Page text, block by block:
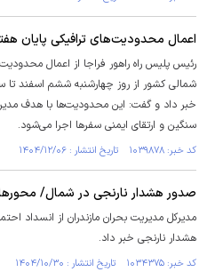
اعمال محدودیت‌های ترافیکی پایان
رئیس پلیس راه راهور فراجا از اعمال
خبر داد و گفت: این محدودیت‌ها با هدف
سنگین و ارتقای ایمنی سفر‌ها اجرا می‌شود.
کد خبر: ۱۰۳۹۸۷۸ تاریخ انتشار : ۱۴۰۴/۱۲/۰۶
صدور هشدار نارنجی در شمال/
مدیرکل مدیریت بحران مازندران از انسداد
هشدار نارنجی خبر داد.
کد خبر: ۱۰۳۴۳۷۵ تاریخ انتشار : ۱۴۰۴/۱۰/۳۰